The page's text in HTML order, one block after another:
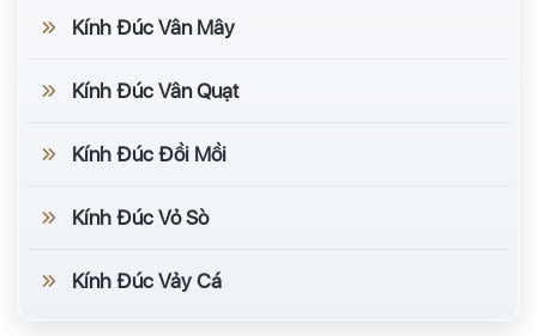
Kính Đúc Vân Mây
Kính Đúc Vân Quạt
Kính Đúc Đồi Mồi
Kính Đúc Vỏ Sò
Kính Đúc Vảy Cá